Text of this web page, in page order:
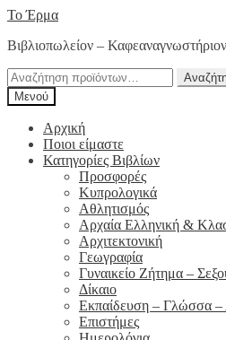
Απευθείας
στην
Μετάβαση
περιεχόμενο
Το Έρμα
Βιβλιοπωλείον – Καφεαναγνωστήριον
Αναζήτηση
για:Μενού
Αρχική
Ποιοι είμαστε
Κατηγορίες Βιβλίων
Προσφορές
Κυπρολογικά
Αθλητισμός
Αρχαία Ελληνική &
Αρχιτεκτονική
Γεωγραφία
Γυναικείο Ζήτημα –
Δίκαιο
Εκπαίδευση – Γλώσσα –
Επιστήμες